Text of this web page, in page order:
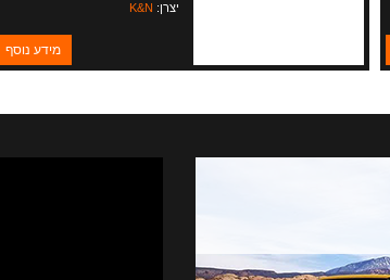
יצרן: K&N
מידע נוסף